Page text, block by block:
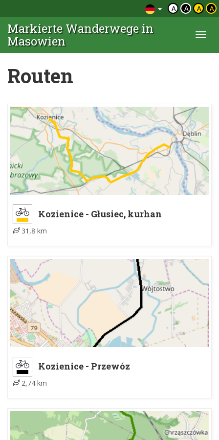
A A A A
Markierte Wanderwege in
Masowien
Routen
Kozienice - Głusiec, kurhan
31,8 km
Kozienice - Przewóz
2,74 km